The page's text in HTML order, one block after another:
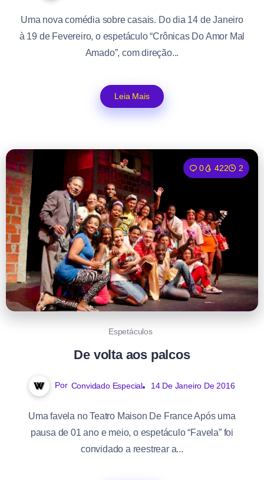
Uma nova comédia sobre casais. Do dia 14 de Janeiro
à 19 de Fevereiro, o espetáculo “Crônicas Do Amor Mal
Amado”, com direção...
Leia Mais
0 422 2
Espetáculos
De volta aos palcos
Por Convidado Especial 14 De Janeiro De 2016
Uma favela no Teatro Maison De France Após uma
pausa de 01 ano e meio, o espetáculo “Favela” foi
convidado a reestrear a...